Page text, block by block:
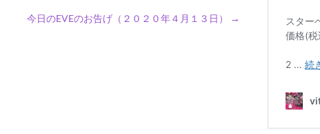
今日のEVEのお告げ（２０２０年４月１３日） →